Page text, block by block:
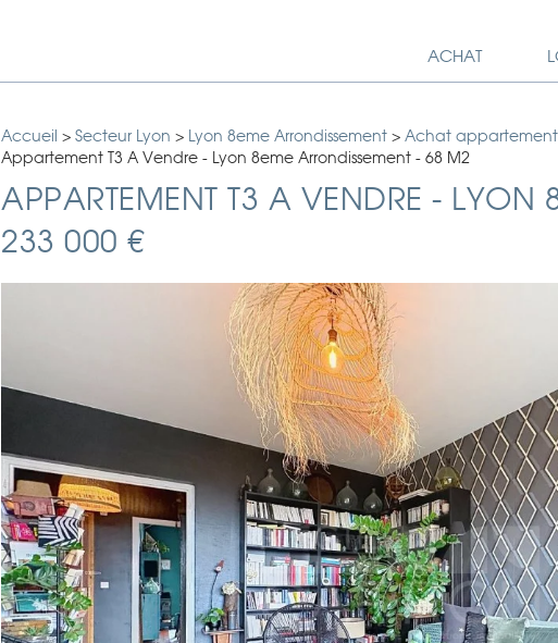
ACHAT
Accueil > Secteur Lyon > Lyon 8eme Arrondissement > Achat appartement
Appartement T3 A Vendre - Lyon 8eme Arrondissement - 68 M2
APPARTEMENT T3 A VENDRE - LYON
233 000 €